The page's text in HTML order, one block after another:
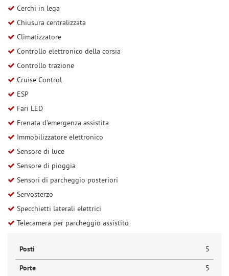
Cerchi in lega
Chiusura centralizzata
Climatizzatore
Controllo elettronico della corsia
Controllo trazione
Cruise Control
ESP
Fari LED
Frenata d'emergenza assistita
Immobilizzatore elettronico
Sensore di luce
Sensore di pioggia
Sensori di parcheggio posteriori
Servosterzo
Specchietti laterali elettrici
Telecamera per parcheggio assistito
Posti 5
Porte 5